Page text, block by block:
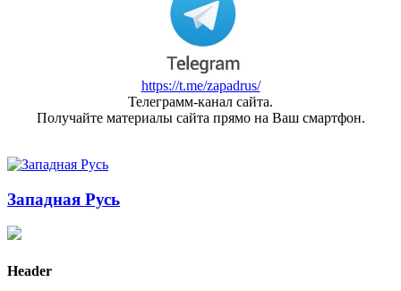
https://t.me/zapadrus/
Телеграмм-канал сайта.
Получайте материалы сайта прямо на Ваш смартфон.
Западная Русь
Header